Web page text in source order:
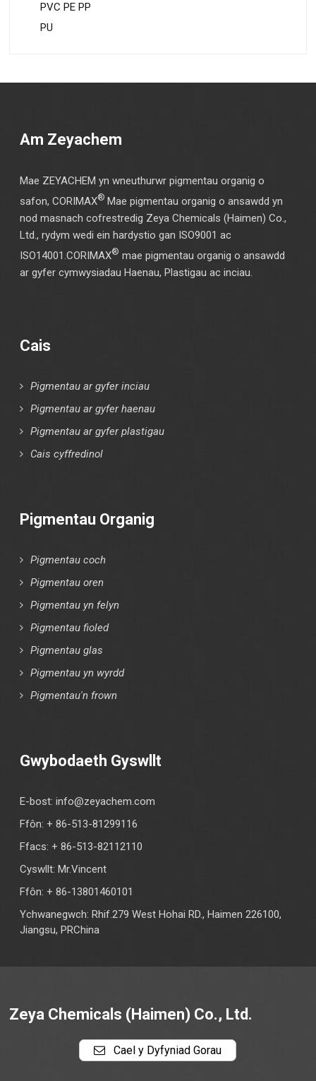
PVC PE PP
PU
Am Zeyachem
Mae ZEYACHEM yn wneuthurwr pigmentau organig o
safon, CORIMAX®Mae pigmentau organig o ansawdd yn
nod masnach cofrestredig Zeya Chemicals (Haimen) Co.,
Ltd., rydym wedi ein hardystio gan ISO9001 ac
ISO14001.CORIMAX® mae pigmentau organig o ansawdd
ar gyfer cymwysiadau Haenau, Plastigau ac inciau.
Cais
Pigmentau ar gyfer inciau
Pigmentau ar gyfer haenau
Pigmentau ar gyfer plastigau
Cais cyffredinol
Pigmentau Organig
Pigmentau coch
Pigmentau oren
Pigmentau yn felyn
Pigmentau fioled
Pigmentau glas
Pigmentau yn wyrdd
Pigmentau'n frown
Gwybodaeth Gyswllt
E-bost:info@zeyachem.com
Ffôn: + 86-513-81299116
Ffacs: + 86-513-82112110
Cyswllt: Mr.Vincent
Ffôn: + 86-13801460101
Ychwanegwch: Rhif.279 West Hohai RD., Haimen 226100,
Jiangsu, PRChina
Zeya Chemicals (Haimen) Co., Ltd.
Cael y Dyfyniad Gorau